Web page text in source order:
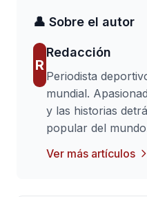
👤 Sobre el autor
R
Redacción
Periodista
mundial.
y las historias
popular del
Ver más artículos